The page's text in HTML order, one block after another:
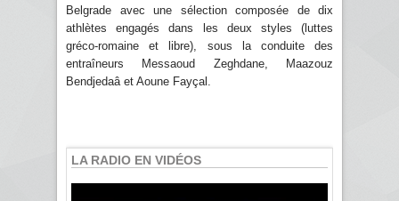
Belgrade avec une sélection composée de dix
athlètes engagés dans les deux styles (luttes
gréco-romaine et libre), sous la conduite des
entraîneurs Messaoud Zeghdane, Maazouz
Bendjedaâ et Aoune Fayçal.
LA RADIO EN VIDÉOS